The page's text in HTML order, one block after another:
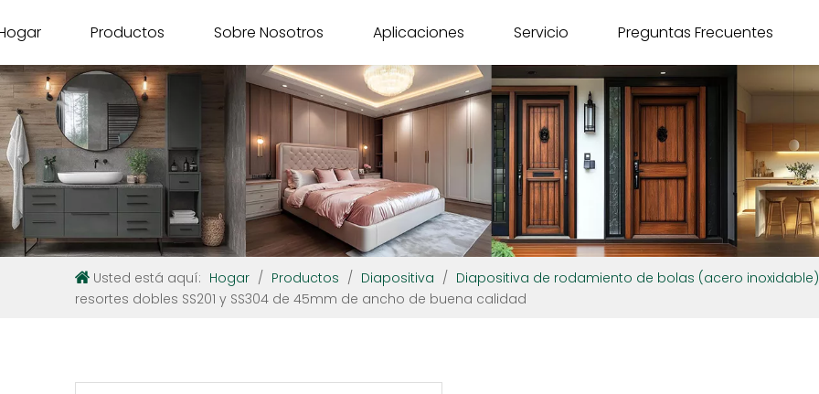
Productos Sobre Nosotros Aplicaciones Servicio Preguntas Frecuentes
Usted está aquí: Hogar / Productos / Diapositiva / Diapositiva de rodamiento de bolas (acero inoxidable)
resortes dobles SS201 y SS304 de 45mm de ancho de buena calidad